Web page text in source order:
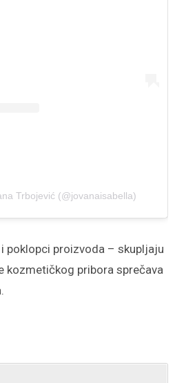
Trbojević (@jovanaisabella)
poklopci proizvoda – skupljaju
kozmetičkog pribora sprečava